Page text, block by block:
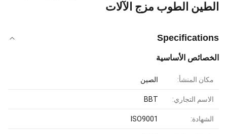
الطين الطوب مزج الآلات
Specifications
الخصائص الأساسية
مكان المنشأ: الصين
الاسم التجاري: BBT
الشهادة: ISO9001